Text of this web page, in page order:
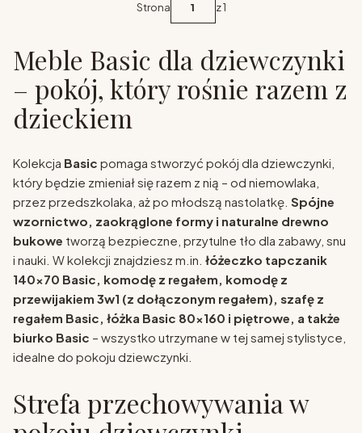
Strona z 1
Meble Basic dla dziewczynki
– pokój, który rośnie razem z
dzieckiem
Kolekcja Basic pomaga stworzyć pokój dla dziewczynki,
który będzie zmieniał się razem z nią – od niemowlaka,
przez przedszkolaka, aż po młodszą nastolatkę. Spójne
wzornictwo, zaokrąglone formy i naturalne drewno
bukowe tworzą bezpieczne, przytulne tło dla zabawy, snu
i nauki. W kolekcji znajdziesz m.in. łóżeczko tapczanik
140x70 Basic, komodę z regałem, komodę z
przewijakiem 3w1 (z dołączonym regałem), szafę z
regałem Basic, łóżka Basic 80x160 i piętrowe, a także
biurko Basic – wszystko utrzymane w tej samej stylistyce,
idealne do pokoju dziewczynki.
Strefa przechowywania w